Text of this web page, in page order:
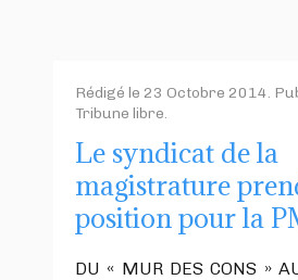
Rédigé le 23 Octobre 2014.
Tribune libre.
Le syndicat de la
magistrature
position pour la
DU « MUR DES CONS »